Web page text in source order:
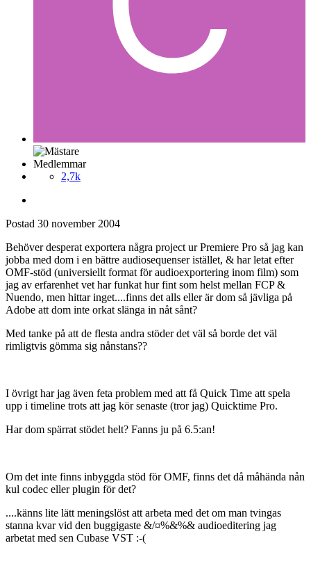
Medlemmar
2,7k
Postad 30 november 2004
Behöver desperat exportera några project ur Premiere Pro så jag kan
jobba med dom i en bättre audiosequenser istället, & har letat efter
OMF-stöd (universiellt format för audioexportering inom film) som
jag av erfarenhet vet har funkat hur fint som helst mellan FCP &
Nuendo, men hittar inget....finns det alls eller är dom så jävliga på
Adobe att dom inte orkat slänga in nåt sånt?
Med tanke på att de flesta andra stöder det väl så borde det väl
rimligtvis gömma sig nånstans??
I övrigt har jag även feta problem med att få Quick Time att spela
upp i timeline trots att jag kör senaste (tror jag) Quicktime Pro.
Har dom spärrat stödet helt? Fanns ju på 6.5:an!
Om det inte finns inbyggda stöd för OMF, finns det då måhända nån
kul codec eller plugin för det?
....känns lite lätt meningslöst att arbeta med det om man tvingas
stanna kvar vid den buggigaste &/¤%&%& audioeditering jag
arbetat med sen Cubase VST :-(